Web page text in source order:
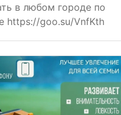
в любом городе по
https://goo.su/VnfKth